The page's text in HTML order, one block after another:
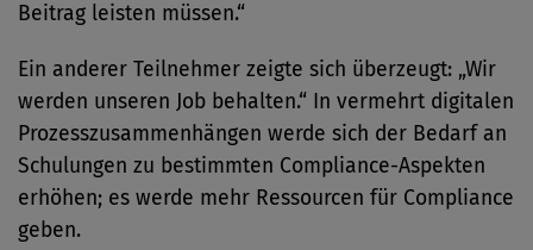
Beitrag leisten müssen.“
Ein anderer Teilnehmer zeigte sich überzeugt: „Wir
werden unseren Job behalten.“ In vermehrt digitalen
Prozesszusammenhängen werde sich der Bedarf an
Schulungen zu bestimmten Compliance-Aspekten
erhöhen; es werde mehr Ressourcen für Compliance
geben.